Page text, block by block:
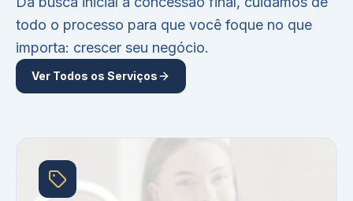
todo o processo para que você foque no que
importa: crescer seu negócio.
Ver Todos os Serviços